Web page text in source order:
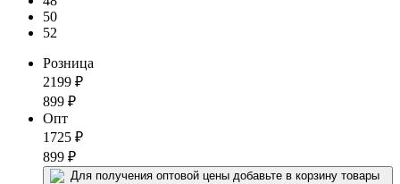
50
52
Розница
2199 ₽
899 ₽
Опт
1725 ₽
899 ₽